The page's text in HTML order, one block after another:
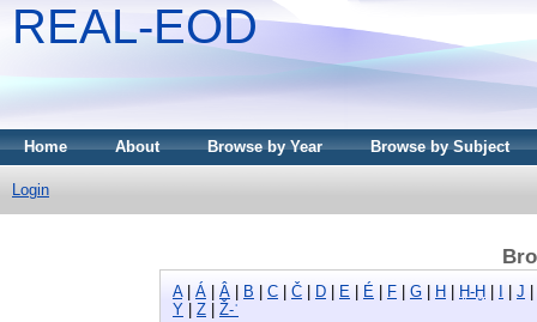
REAL-EOD
Home About Browse by Year Browse by Subject
Login
A| Á Â B C Č D E É F G H Ḥ-Ḫ J
Y
Z Ž-ʾ